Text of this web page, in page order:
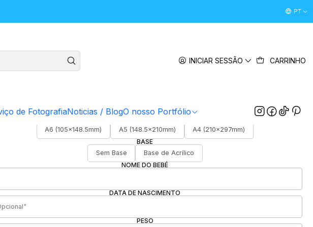
INICIAR SESSÃO CARRINHO
de FotografiaNoticias / BlogO nosso Portfólio
Desconto Boas Vindas 5% " boasvindas26 " (PrimeiraPT
Placa de Nascimento Bebé
TAMANHO DO ACRÍLICO
A6 (105x148.5mm)
A5 (148.5x210mm)
A4 (210x297mm)
BASE
Sem Base
Base de Acrílico
NOME DO BEBÉ
DATA DE NASCIMENTO
PESO